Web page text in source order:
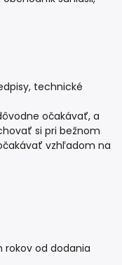
technické
očakávať, a
si pri bežnom
vzhľadom na
rokov od dodania